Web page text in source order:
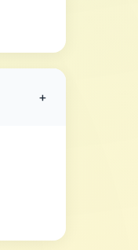
+